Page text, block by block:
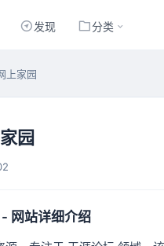
发现 分类
上家园
园
网站详细介绍